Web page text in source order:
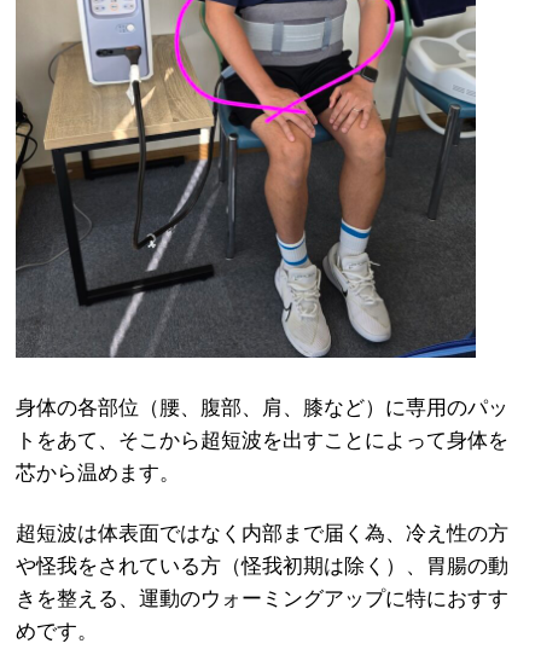
身体の各部位（腰、腹部、肩、膝など）に専用のパッ
トをあて、そこから超短波を出すことによって身体を
芯から温めます。
超短波は体表面ではなく内部まで届く為、冷え性の方
や怪我をされている方（怪我初期は除く）、胃腸の動
きを整える、運動のウォーミングアップに特におすす
めです。